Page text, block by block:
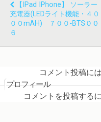
【iPad IPhone】 ソーラー
充電器(LEDライト機能・４０
００mAH) ７００-BTS００
６
コメント投稿には
プロフィール
コメントを投稿する